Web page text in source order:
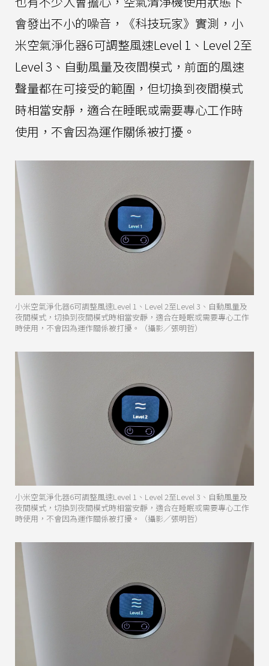
會發出不小的噪音，《科技玩家》實測，小
米空氣淨化器6可調整風速Level 1、Level 2至
Level 3、自動風量及夜間模式，前面的風速
聲量都在可接受的範圍，但切換到夜間模式
時相當安靜，適合在睡眠或需要專心工作時
使用，不會因為運作關係被打擾。
小米空氣淨化器6可調整風速Level 1、Level 2至Level 3、自動風量及
夜間模式，切換到夜間模式時相當安靜，適合在睡眠或需要專心工作
時使用，不會因為運作關係被打擾。（攝影／張明哲）
小米空氣淨化器6可調整風速Level 1、Level 2至Level 3、自動風量及
夜間模式，切換到夜間模式時相當安靜，適合在睡眠或需要專心工作
時使用，不會因為運作關係被打擾。（攝影／張明哲）